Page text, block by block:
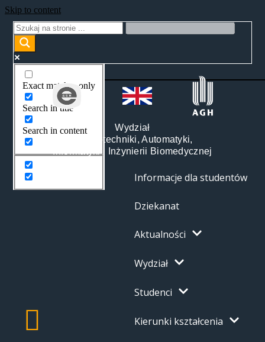
Skip to content
Exact matches only
Search in title
Search in content
Wydział
Elektrotechniki, Automatyki,
Informatyki i Inżynierii Biomedycznej
Informacje dla studentów
Dziekanat
Aktualności
Wydział
Studenci
Kierunki kształcenia